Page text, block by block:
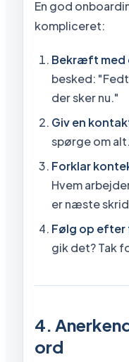
En god
kompliceret:
Bekræft med
besked:
der sker nu."
Giv en
spørge om alt.
Forklar
Hvem
er næste
Følg op
gik det? Tak
4.
ord